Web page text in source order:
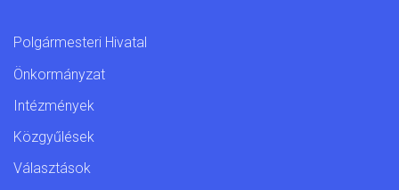
Polgármesteri Hivatal
Önkormányzat
Intézmények
Közgyűlések
Választások